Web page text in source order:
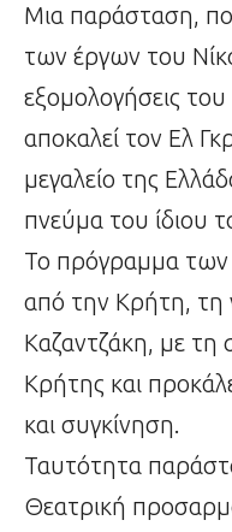
Μια παράσταση,
των έργων του
εξομολογήσεις
αποκαλεί τον Ελ
μεγαλείο της
πνεύμα του ίδιου
Το πρόγραμμα των
από την Κρήτη, τη
Καζαντζάκη, με τη
Κρήτης και
και συγκίνηση.
Ταυτότητα
Θεατρική